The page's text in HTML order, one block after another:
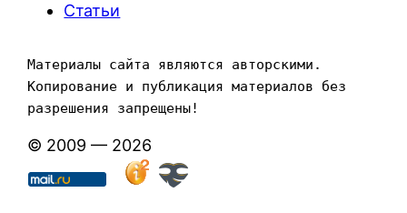
Статьи
Материалы сайта являются авторскими.
Копирование и публикация материалов без
разрешения запрещены!
© 2009 — 2026